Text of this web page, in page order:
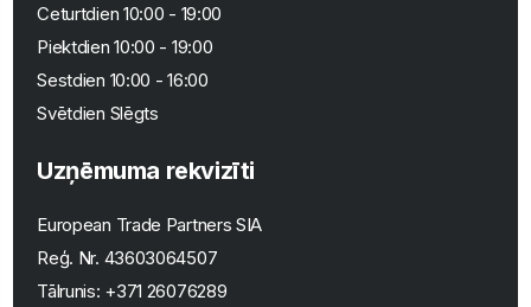
Ceturtdien 10:00 - 19:00
Piektdien 10:00 - 19:00
Sestdien 10:00 - 16:00
Svētdien Slēgts
Uzņēmuma rekvizīti
European Trade Partners SIA
Reģ. Nr. 43603064507
Tālrunis: +371 26076289